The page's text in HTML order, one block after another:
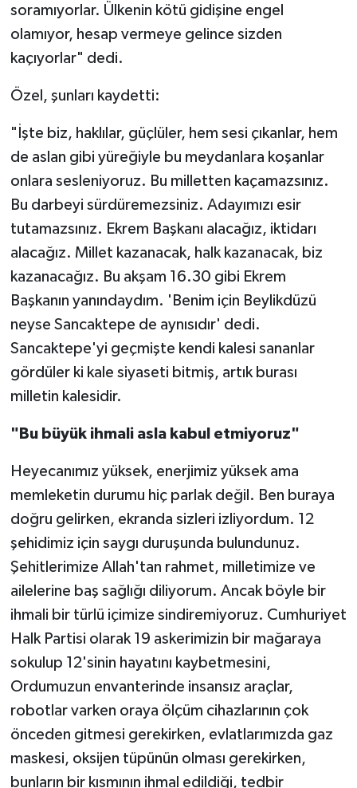
soramıyorlar. Ülkenin kötü gidişine engel
olamıyor, hesap vermeye gelince sizden
kaçıyorlar" dedi.
Özel, şunları kaydetti:
"İşte biz, haklılar, güçlüler, hem sesi çıkanlar, hem
de aslan gibi yüreğiyle bu meydanlara koşanlar
onlara sesleniyoruz. Bu milletten kaçamazsınız.
Bu darbeyi sürdüremezsiniz. Adayımızı esir
tutamazsınız. Ekrem Başkanı alacağız, iktidarı
alacağız. Millet kazanacak, halk kazanacak, biz
kazanacağız. Bu akşam 16.30 gibi Ekrem
Başkanın yanındaydım. 'Benim için Beylikdüzü
neyse Sancaktepe de aynısıdır' dedi.
Sancaktepe'yi geçmişte kendi kalesi sananlar
gördüler ki kale siyaseti bitmiş, artık burası
milletin kalesidir.
"Bu büyük ihmali asla kabul etmiyoruz"
Heyecanımız yüksek, enerjimiz yüksek ama
memleketin durumu hiç parlak değil. Ben buraya
doğru gelirken, ekranda sizleri izliyordum. 12
şehidimiz için saygı duruşunda bulundunuz.
Şehitlerimize Allah'tan rahmet, milletimize ve
ailelerine baş sağlığı diliyorum. Ancak böyle bir
ihmali bir türlü içimize sindiremiyoruz. Cumhuriyet
Halk Partisi olarak 19 askerimizin bir mağaraya
sokulup 12'sinin hayatını kaybetmesini,
Ordumuzun envanterinde insansız araçlar,
robotlar varken oraya ölçüm cihazlarının çok
önceden gitmesi gerekirken, evlatlarımızda gaz
maskesi, oksijen tüpünün olması gerekirken,
bunların bir kısmının ihmal edildiği, tedbir